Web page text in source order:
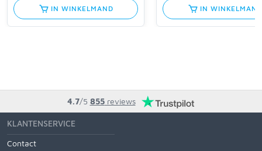
IN WINKELMAND IN WINKELMAND
4.7/5 855reviews
KLANTENSERVICE
Contact